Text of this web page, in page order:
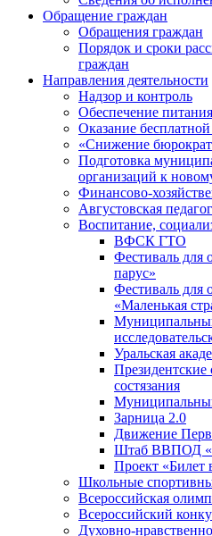
Обращение граждан
Обращения граждан
Порядок и сроки
граждан
Направления деятельности
Надзор и контроль
Обеспечение
Оказание
«Снижение
Подготовка
организаций к
Финансово-
Августовская
Воспитание,
ВФСК ГТО
Фестиваль
парус»
Фестиваль
«Маленькая
Уральская
состязания
Зарница 2.0
Движение
Штаб ВВПОД
Проект «Билет
Школьные
Всероссийская
Всероссийский
Духовно-